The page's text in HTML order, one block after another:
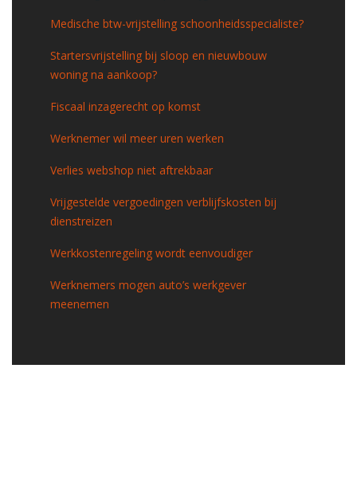
Medische btw-vrijstelling schoonheidsspecialiste?
Startersvrijstelling bij sloop en nieuwbouw
woning na aankoop?
Fiscaal inzagerecht op komst
Werknemer wil meer uren werken
Verlies webshop niet aftrekbaar
Vrijgestelde vergoedingen verblijfskosten bij
dienstreizen
Werkkostenregeling wordt eenvoudiger
Werknemers mogen auto’s werkgever
meenemen